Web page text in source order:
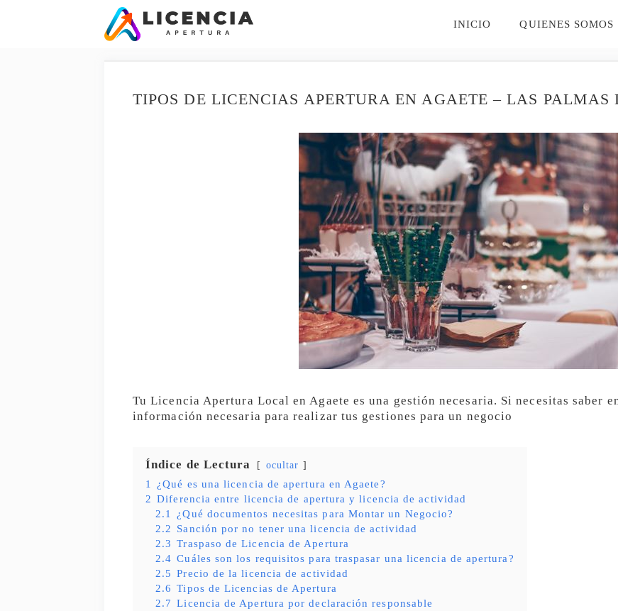
INICIO QUIENES SOMOS
TIPOS DE LICENCIAS APERTURA EN AGAETE – LAS
Tu Licencia Apertura Local en Agaete es una gestión necesaria. Si necesitas saber
información necesaria para realizar tus gestiones para un negocio
Índice de Lectura ocultar
1
¿Qué es una licencia de apertura en Agaete?
2 Diferencia entre licencia de apertura y licencia de actividad
2.1
¿Qué documentos necesitas para Montar un Negocio?
2.2 Sanción por no tener una licencia de actividad
2.3 Traspaso de Licencia de Apertura
2.4 Cuáles son los requisitos para traspasar una licencia de apertura?
2.5 Precio de la licencia de actividad
2.6 Tipos de Licencias de Apertura
2.7 Licencia de Apertura por declaración responsable